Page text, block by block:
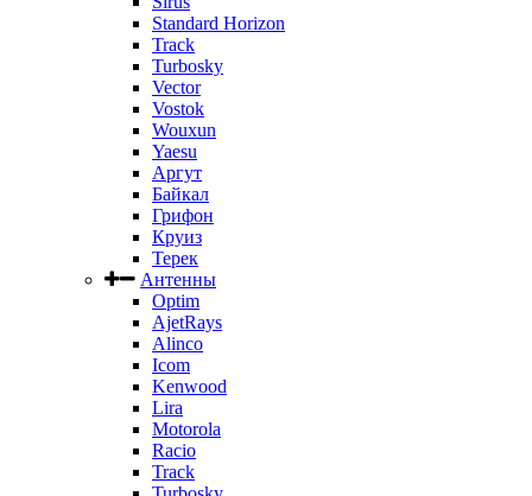
Standard Horizon
Track
Turbosky
Vector
Vostok
Wouxun
Yaesu
Аргут
Байкал
Грифон
Круиз
Терек
Антенны
Optim
AjetRays
Alinco
Icom
Kenwood
Lira
Motorola
Racio
Track